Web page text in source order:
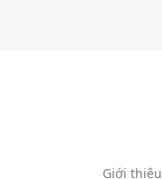
Giới thiệu